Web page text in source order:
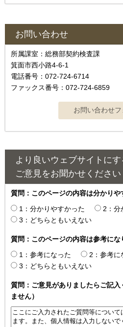
お問い合わせ
所属課室：総務部契約検査課
箕面市西小路4‐6‐1
電話番号：072-724-6714
ファックス番号：072-724-6859
より良いウェブサイトに
ご意見をお聞かせください
質問：このページの内容は分かりや
1：分かりやすかった
2：分
3：どちらともいえない
質問：このページの内容は参考にな
1：参考になった
2：参考に
3：どちらともいえない
質問：ご意見がありましたらご記
ません）